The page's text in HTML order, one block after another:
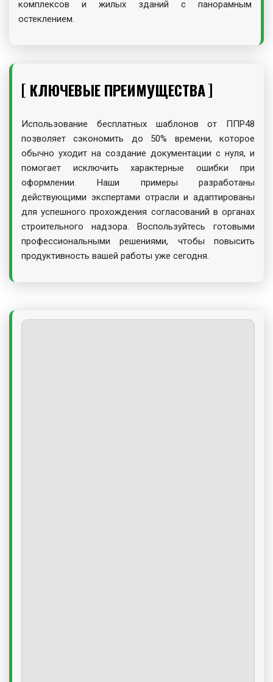
комплексов и жилых зданий с панорамным
остеклением.
КЛЮЧЕВЫЕ ПРЕИМУЩЕСТВА
Использование бесплатных шаблонов от ППР48
позволяет сэкономить до 50% времени, которое
обычно уходит на создание документации с нуля, и
помогает исключить характерные ошибки при
оформлении. Наши примеры разработаны
действующими экспертами отрасли и адаптированы
для успешного прохождения согласований в органах
строительного надзора. Воспользуйтесь готовыми
профессиональными решениями, чтобы повысить
продуктивность вашей работы уже сегодня.